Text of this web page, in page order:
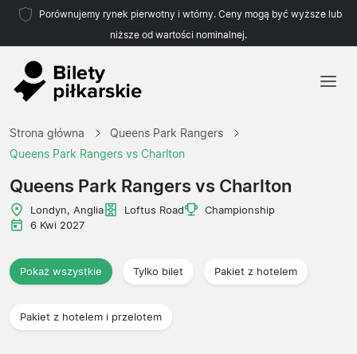
Porównujemy rynek pierwotny i wtórny. Ceny mogą być wyższe lub
niższe od wartości nominalnej.
Drużyny
Biura podróży
Strona główna
Queens Park Rangers
Queens Park Rangers vs Charlton
Queens Park Rangers vs Charlton
Londyn, Anglia Loftus Road
Championship
6 Kwi 2027
Pokaż wszystkie Tylko bilet Pakiet z hotelem
Pakiet z hotelem i przelotem